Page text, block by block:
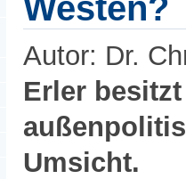
Autor: Dr.
Erler
Umsicht.